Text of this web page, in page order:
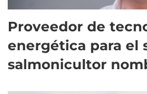
Proveedor de
energética para el
salmonicultor